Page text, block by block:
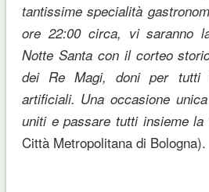
tantissime specialità
ore 22:00 circa, vi saranno
Notte Santa con il corteo
dei Re Magi, doni per tutti
artificiali. Una occasione
uniti e passare tutti insieme la
Città Metropolitana di Bologna).